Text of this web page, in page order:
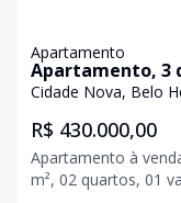
Apartamento
Apartamento, 3
Cidade Nova, Belo
R$ 430.000,00
Apartamento à
m², 02 quartos, 01 vaga Excelente